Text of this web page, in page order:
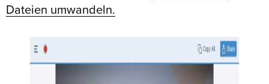
Dateien umwandeln.